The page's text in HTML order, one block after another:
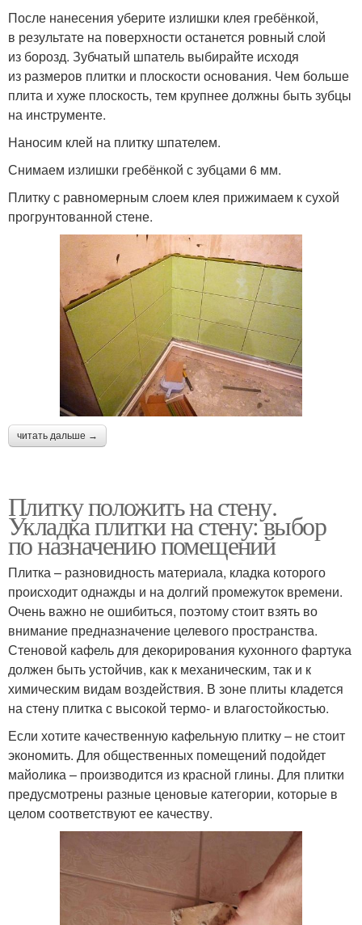
После нанесения уберите излишки клея гребёнкой,
в результате на поверхности останется ровный слой
из борозд. Зубчатый шпатель выбирайте исходя
из размеров плитки и плоскости основания. Чем больше
плита и хуже плоскость, тем крупнее должны быть зубцы
на инструменте.
Наносим клей на плитку шпателем.
Снимаем излишки гребёнкой с зубцами 6 мм.
Плитку с равномерным слоем клея прижимаем к сухой
прогрунтованной стене.
читать дальше →
Плитку положить на стену.
Укладка плитки на стену: выбор
по назначению помещений
Плитка – разновидность материала, кладка которого
происходит однажды и на долгий промежуток времени.
Очень важно не ошибиться, поэтому стоит взять во
внимание предназначение целевого пространства.
Стеновой кафель для декорирования кухонного фартука
должен быть устойчив, как к механическим, так и к
химическим видам воздействия. В зоне плиты кладется
на стену плитка с высокой термо- и влагостойкостью.
Если хотите качественную кафельную плитку – не стоит
экономить. Для общественных помещений подойдет
майолика – производится из красной глины. Для плитки
предусмотрены разные ценовые категории, которые в
целом соответствуют ее качеству.